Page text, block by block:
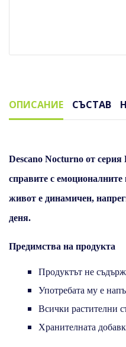
ОПИСАНИЕ СЪСТАВ
Descano Nocturno от серия
справите с
живот е динамичен,
деня.
Предимства на продукта
Продуктът не
Употребата му е
Всички растителни
Хранителната